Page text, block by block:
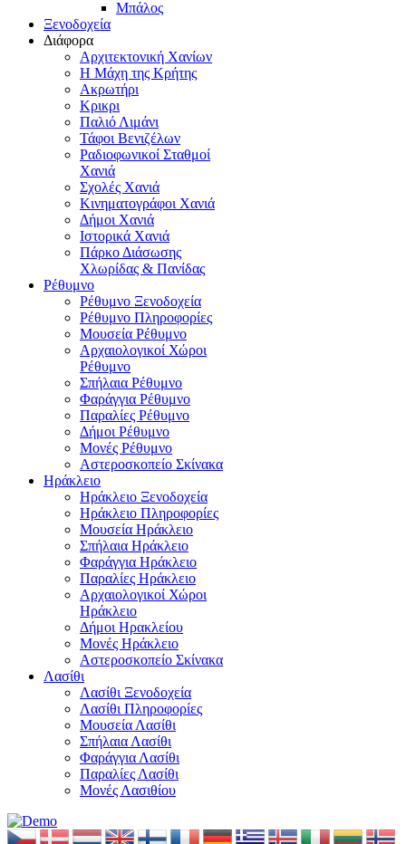
Μπάλος
Ξενοδοχεία
Διάφορα
Αρχιτεκτονική Χανίων
Η Μάχη της Κρήτης
Ακρωτήρι
Κρικρι
Παλιό Λιμάνι
Τάφοι Βενιζέλων
Ραδιοφωνικοί Σταθμοί
Χανιά
Σχολές Χανιά
Κινηματογράφοι Χανιά
Δήμοι Χανιά
Ιστορικά Χανιά
Πάρκο Διάσωσης
Χλωρίδας & Πανίδας
Ρέθυμνο
Ρέθυμνο Ξενοδοχεία
Ρέθυμνο Πληροφορίες
Μουσεία Ρέθυμνο
Αρχαιολογικοί Χώροι
Ρέθυμνο
Σπήλαια Ρέθυμνο
Φαράγγια Ρέθυμνο
Παραλίες Ρέθυμνο
Δήμοι Ρέθυμνο
Μονές Ρέθυμνο
Αστεροσκοπείο Σκίνακα
Ηράκλειο
Ηράκλειο Ξενοδοχεία
Ηράκλειο Πληροφορίες
Μουσεία Ηράκλειο
Σπήλαια Ηράκλειο
Φαράγγια Ηράκλειο
Παραλίες Ηράκλειο
Αρχαιολογικοί Χώροι
Ηράκλειο
Δήμοι Ηρακλείου
Μονές Ηράκλειο
Αστεροσκοπείο Σκίνακα
Λασίθι
Λασίθι Ξενοδοχεία
Λασίθι Πληροφορίες
Μουσεία Λασίθι
Σπήλαια Λασίθι
Φαράγγια Λασίθι
Παραλίες Λασίθι
Μονές Λασιθίου